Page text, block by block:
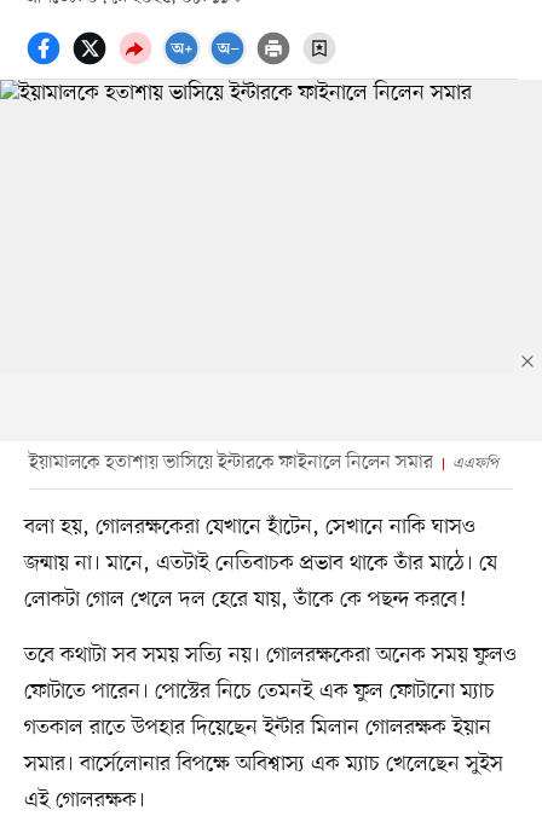
ইয়ামালকে হতাশায় ভাসিয়ে ইন্টারকে ফাইনালে নিলেন সমার এএফপি
বলা হয়, গোলরক্ষকেরা যেখানে হাঁটেন, সেখানে নাকি ঘাসও
জন্মায় না। মানে, এতটাই নেতিবাচক প্রভাব থাকে তাঁর মাঠে। যে
লোকটা গোল খেলে দল হেরে যায়, তাঁকে কে পছন্দ করবে!
তবে কথাটা সব সময় সত্যি নয়। গোলরক্ষকেরা অনেক সময় ফুলও
ফোটাতে পারেন। পোস্টের নিচে তেমনই এক ফুল ফোটানো ম্যাচ
গতকাল রাতে উপহার দিয়েছেন ইন্টার মিলান গোলরক্ষক ইয়ান
সমার। বার্সেলোনার বিপক্ষে অবিশ্বাস্য এক ম্যাচ খেলেছেন সুইস
এই গোলরক্ষক।